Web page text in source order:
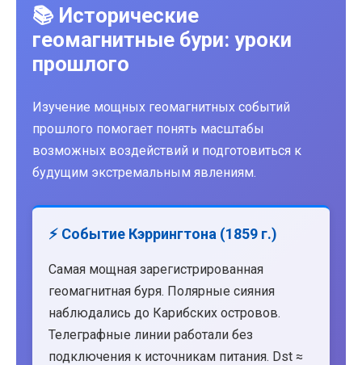
📚 Исторические
геомагнитные бури: уроки
прошлого
Изучение мощных геомагнитных событий
прошлого помогает понять масштабы
возможных воздействий и подготовиться к
будущим экстремальным явлениям.
⚡ Событие Кэррингтона (1859 г.)
Самая мощная зарегистрированная
геомагнитная буря. Полярные сияния
наблюдались до Карибских островов.
Телеграфные линии работали без
подключения к источникам питания. Dst ≈